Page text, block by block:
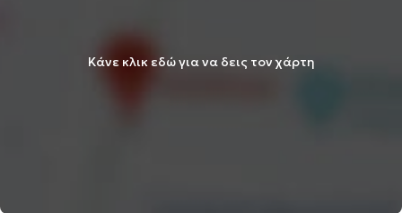
Κάνε κλικ εδώ για να δεις τον χάρτη